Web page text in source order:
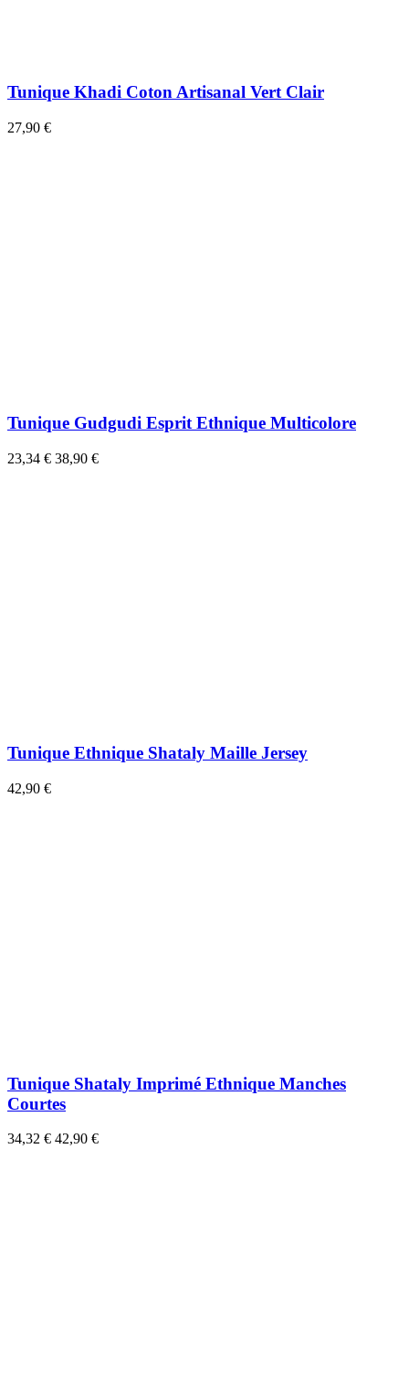
Tunique Khadi Coton Artisanal Vert Clair
27,90 €
Tunique Gudgudi Esprit Ethnique Multicolore
23,34 € 38,90 €
Tunique Ethnique Shataly Maille Jersey
42,90 €
Tunique Shataly Imprimé Ethnique Manches
Courtes
34,32 € 42,90 €